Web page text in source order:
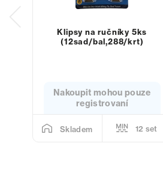
Klipsy na ručníky 5ks
(12sad/bal,288/krt)
Nakoupit mohou pouze
registrovaní
Skladem 12 set